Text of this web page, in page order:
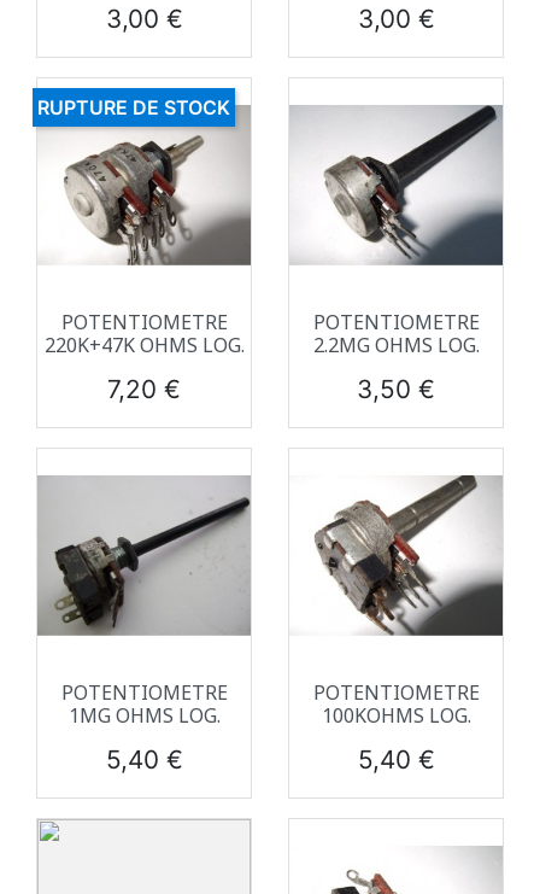
Prix
3,00 € Prix
3,00 €
POTENTIOMETRE
220K+47K OHMS LOG.
Prix
7,20 €
RUPTURE DE STOCK
POTENTIOMETRE
2.2MG OHMS LOG.
Prix
3,50 €
POTENTIOMETRE
1MG OHMS LOG.
Prix
5,40 €
POTENTIOMETRE
100KOHMS LOG.
Prix
5,40 €